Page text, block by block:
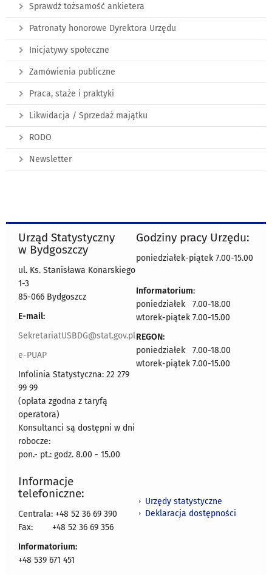
Sprawdź tożsamość ankietera
Patronaty honorowe Dyrektora Urzędu
Inicjatywy społeczne
Zamówienia publiczne
Praca, staże i praktyki
Likwidacja / Sprzedaż majątku
RODO
Newsletter
Urząd Statystyczny
w Bydgoszczy
ul. Ks. Stanisława Konarskiego
1-3
85-066 Bydgoszcz
E-mail:
SekretariatUSBDG@stat.gov.pl
e-PUAP
Infolinia Statystyczna: 22 279
99 99
(opłata zgodna z taryfą
operatora)
Konsultanci są dostępni w dni
robocze:
pon.- pt.: godz. 8.00 - 15.00
Godziny pracy Urzędu:
poniedziałek-piątek 7.00-15.00
Informatorium:
poniedziałek 7.00-18.00
wtorek-piątek 7.00-15.00
REGON:
poniedziałek 7.00-18.00
wtorek-piątek 7.00-15.00
Informacje
telefoniczne:
Centrala: +48 52 36 69 390
Fax:
+48 52 36 69 356
Informatorium:
+48 539 671 451
Urzędy statystyczne
Deklaracja dostępności